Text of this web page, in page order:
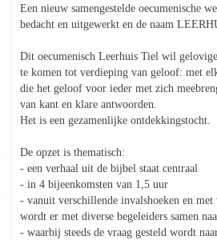
Een nieuw samengestelde oecumenische
bedacht en uitgewerkt en de naam
Dit oecumenisch Leerhuis Tiel wil
te komen tot verdieping van geloof: met
die het geloof voor ieder met zich
van kant en klare antwoorden.
Het is een gezamenlijke ontdekkingstocht.
De opzet is thematisch:
- een verhaal uit de bijbel staat centraal
- in 4 bijeenkomsten van 1,5 uur
- vanuit verschillende invalshoeken en
wordt er met diverse begeleiders samen
- waarbij steeds de vraag gesteld wordt